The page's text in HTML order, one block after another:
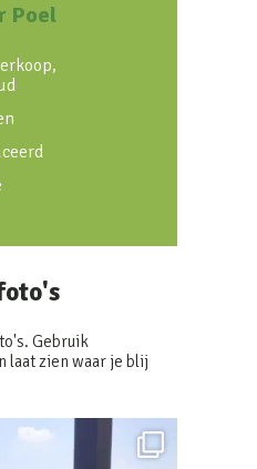
Poel
Gebruik
laat zien waar je blij